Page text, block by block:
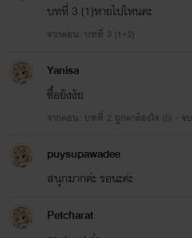
บทที่ 3 (1)หายไปไหนคะ
จากตอน: บทที่ 3 (1+2)
Yanisa
ซื้อยังงัย
จากตอน: บทที่ 2 ถูกตาต้องใจ (5) - จบ
puysupawadee
สนุกมากค่ะ รอนะค่ะ
Petcharat